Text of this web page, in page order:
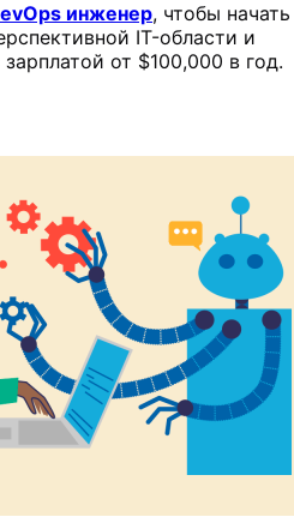
инженер, чтобы начать
IT-области и
от $100,000 в год.